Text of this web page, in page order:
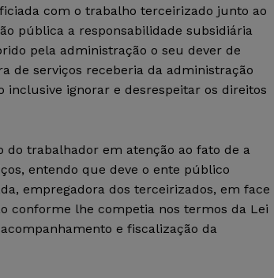
com o trabalho terceirizado junto ao
pública a responsabilidade subsidiária
pela administração o seu dever de
de serviços receberia da administração
ignorar e desrespeitar os direitos
do trabalhador em atenção ao fato de a
entendo que deve o ente público
empregadora dos terceirizados, em face
conforme lhe competia nos termos da Lei
e fiscalização da